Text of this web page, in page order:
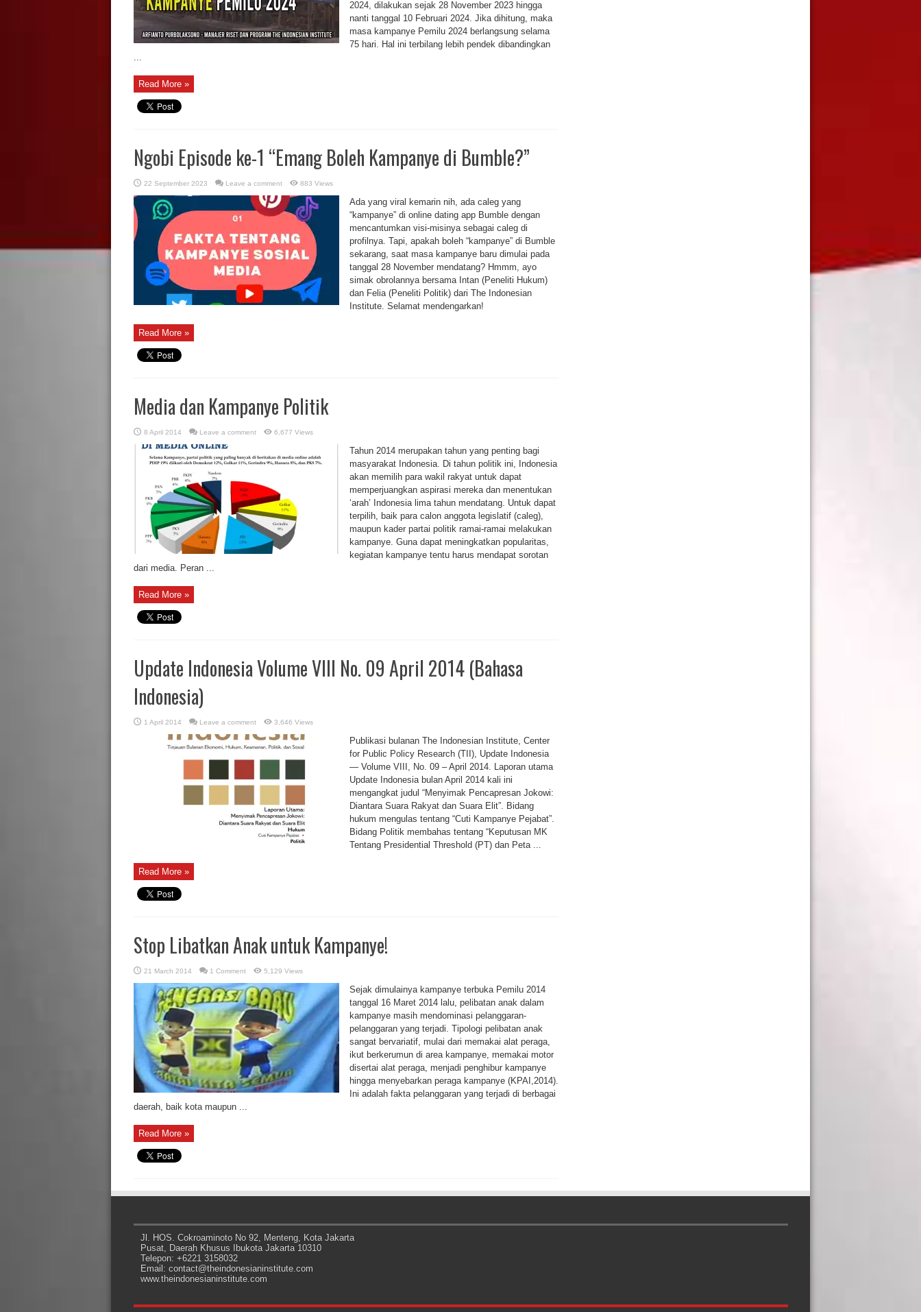
2024, dilakukan sejak 28 November 2023 hingga
nanti tanggal 10 Februari 2024. Jika dihitung, maka
masa kampanye Pemilu 2024 berlangsung selama
75 hari. Hal ini terbilang lebih pendek dibandingkan
...
Read More »
Ngobi Episode ke-1 “Emang Boleh Kampanye di Bumble?”
22 September 2023 Leave a comment 883 Views
Ada yang viral kemarin nih, ada caleg yang
“kampanye” di online dating app Bumble dengan
mencantumkan visi-misinya sebagai caleg di
profilnya. Tapi, apakah boleh “kampanye” di Bumble
sekarang, saat masa kampanye baru dimulai pada
tanggal 28 November mendatang? Hmmm, ayo
simak obrolannya bersama Intan (Peneliti Hukum)
dan Felia (Peneliti Politik) dari The Indonesian
Institute. Selamat mendengarkan!
Read More »
Media dan Kampanye Politik
8 April 2014 Leave a comment 6,677 Views
Tahun 2014 merupakan tahun yang penting bagi
masyarakat Indonesia. Di tahun politik ini, Indonesia
akan memilih para wakil rakyat untuk dapat
memperjuangkan aspirasi mereka dan menentukan
‘arah’ Indonesia lima tahun mendatang. Untuk dapat
terpilih, baik para calon anggota legislatif (caleg),
maupun kader partai politik ramai-ramai melakukan
kampanye. Guna dapat meningkatkan popularitas,
kegiatan kampanye tentu harus mendapat sorotan
dari media. Peran ...
Read More »
Update Indonesia Volume VIII No. 09 April 2014 (Bahasa
Indonesia)
1 April 2014 Leave a comment 3,646 Views
Publikasi bulanan The Indonesian Institute, Center
for Public Policy Research (TII), Update Indonesia
— Volume VIII, No. 09 – April 2014. Laporan utama
Update Indonesia bulan April 2014 kali ini
mengangkat judul “Menyimak Pencapresan Jokowi:
Diantara Suara Rakyat dan Suara Elit”. Bidang
hukum mengulas tentang “Cuti Kampanye Pejabat”.
Bidang Politik membahas tentang “Keputusan MK
Tentang Presidential Threshold (PT) dan Peta ...
Read More »
Stop Libatkan Anak untuk Kampanye!
21 March 2014 1 Comment 5,129 Views
Sejak dimulainya kampanye terbuka Pemilu 2014
tanggal 16 Maret 2014 lalu, pelibatan anak dalam
kampanye masih mendominasi pelanggaran-
pelanggaran yang terjadi. Tipologi pelibatan anak
sangat bervariatif, mulai dari memakai alat peraga,
ikut berkerumun di area kampanye, memakai motor
disertai alat peraga, menjadi penghibur kampanye
hingga menyebarkan peraga kampanye (KPAI,2014).
Ini adalah fakta pelanggaran yang terjadi di berbagai
daerah, baik kota maupun ...
Read More »
Jl. HOS. Cokroaminoto No 92, Menteng, Kota Jakarta
Pusat, Daerah Khusus Ibukota Jakarta 10310
Telepon: +6221 3158032
Email: contact@theindonesianinstitute.com
www.theindonesianinstitute.com